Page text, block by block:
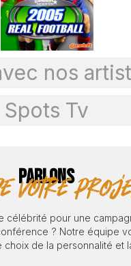
nos
Spots Tv
PARLONS
votre
célébrité pour une
? Notre équipe
choix de la personnalité et